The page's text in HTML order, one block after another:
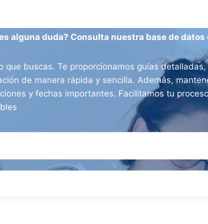
alguna duda? Consulta nuestra base de
buscas. Te proporcionamos guías
de manera rápida y sencilla. Además,
y fechas importantes. Facilitamos tu